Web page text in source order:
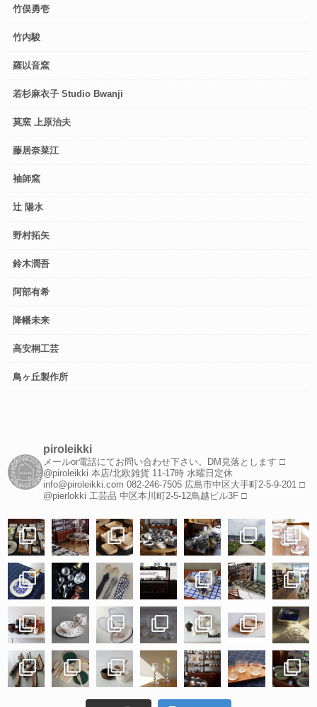
竹俣勇壱
竹内駿
羅以音窯
若杉麻衣子 Studio Bwanji
莫窯 上原治夫
藤居奈菜江
袖師窯
辻 陽水
野村拓矢
鈴木潤吾
阿部有希
降幡未来
高安桐工芸
鳥ヶ丘製作所
piroleikki
メールor電話にてお問い合わせ下さい。DM見落とします □
@piroleikki 本店/北欧雑貨 11-17時 水曜日定休
info@piroleikki.com 082-246-7505 広島市中区大手町2-5-9-201 □
@pierlokki 工芸品 中区本川町2-5-12鳥越ビル3F □